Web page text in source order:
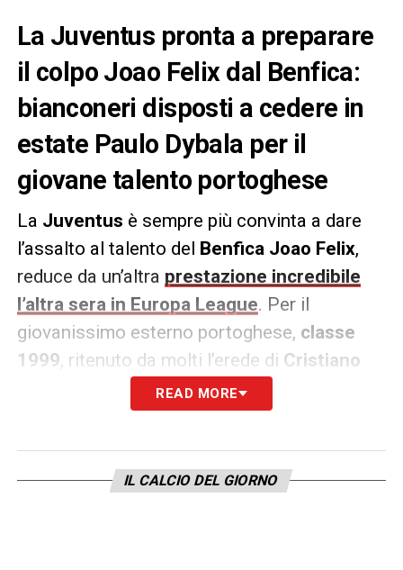
La Juventus pronta a preparare
il colpo Joao Felix dal Benfica:
bianconeri disposti a cedere in
estate Paulo Dybala per il
giovane talento portoghese
La Juventus è sempre più convinta a dare
l’assalto al talento del
Benfica Joao Felix,
reduce da un’altra prestazione incredibile
l’altra sera in Europa League. Per il
giovanissimo esterno portoghese, classe
1999, ritenuto da molti l’erede di Cristiano
, il direttore sportivo bianconero
Fabio Paraticiavrebbe anche preparato un
coinvolgerebbe direttamentePaulo Dybala
READ MORE
IL CALCIO DEL GIORNO